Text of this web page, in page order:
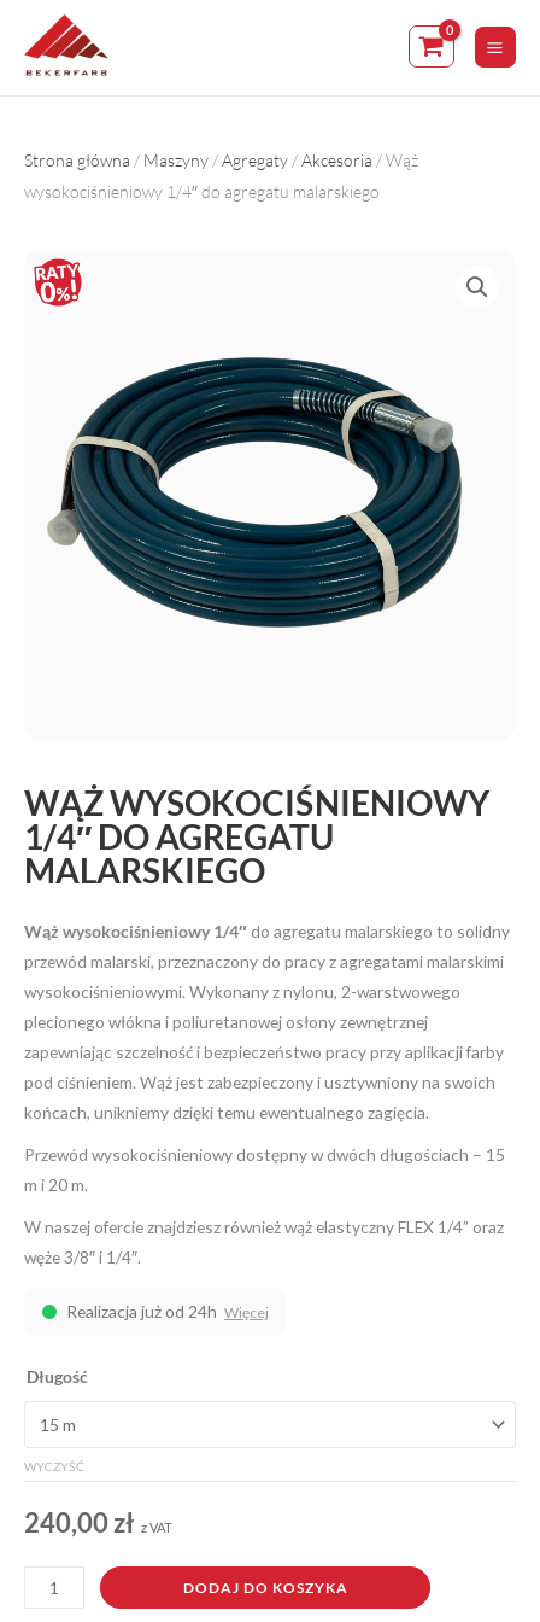
content
Strona główna / Maszyny /Agregaty /Akcesoria / Wąż
wysokociśnieniowy 1/4″ do agregatu malarskiego
WĄŻ WYSOKOCIŚNIENIOWY
1/4″ DO AGREGATU
MALARSKIEGO
Wąż wysokociśnieniowy 1/4″ do agregatu malarskiego to solidny
przewód malarski, przeznaczony do pracy z agregatami malarskimi
wysokociśnieniowymi. Wykonany z nylonu, 2-warstwowego
plecionego włókna i poliuretanowej osłony zewnętrznej
zapewniając szczelność i bezpieczeństwo pracy przy aplikacji farby
pod ciśnieniem. Wąż jest zabezpieczony i usztywniony na swoich
końcach, unikniemy dzięki temu ewentualnego zagięcia.
Przewód wysokociśnieniowy dostępny w dwóch długościach – 15
m i 20 m.
W naszej ofercie znajdziesz również wąż elastyczny FLEX 1/4” oraz
węże 3/8″ i 1/4″.
Realizacja już od 24h Więcej
Długość
WYCZYŚĆ
240,00zł z VAT
wysokociśnieniowy
agregatu
malarskiego
DODAJ DO KOSZYKA